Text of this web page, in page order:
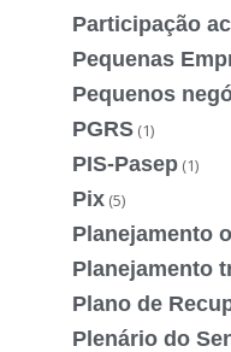
Participação
Pequenas
Pequenos
PGRS (1)
PIS-Pasep (1)
Pix (5)
Planejamento
Planejamento
Plano de
Plenário do